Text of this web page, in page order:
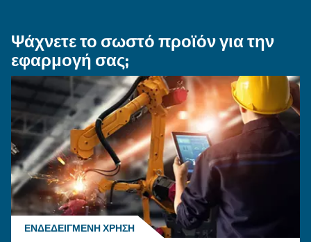
ΠΕΠΙΕΣΜΈΝΟΣ ΑΈΡΑΣ
Κινητήρας έναντι
αεροσυμπιεστή: ποιον να
επιλέξετε;
Οδηγός ηλεκτρικού αεροσυμπιεστή:
πλεονεκτήματα, συγκρίνετε αεροσυμπιεστές
και φυσικού αερίου και βελτιστοποιήστε τη
διαχείριση υγροποιημένων υδρατμών